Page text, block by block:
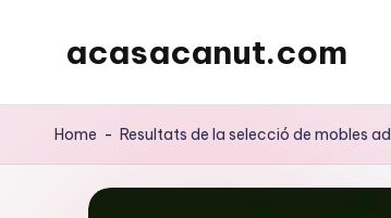
acasacanut.com
Home - Resultats de la selecció de mobles